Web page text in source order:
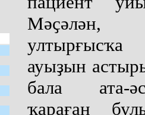
Мәҫәлән,
ауыҙын
бала ата-
ҡараған